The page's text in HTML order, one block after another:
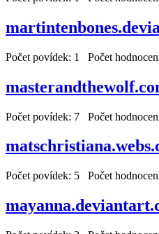
Počet povídek: 1 Počet
Počet povídek: 7 Počet
Počet povídek: 5 Počet